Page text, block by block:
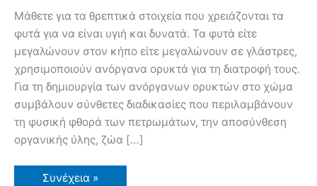
Μάθετε για τα θρεπτικά στοιχεία που χρειάζονται τα
φυτά για να είναι υγιή και δυνατά. Τα φυτά είτε
μεγαλώνουν στον κήπο είτε μεγαλώνουν σε γλάστρες,
χρησιμοποιούν ανόργανα ορυκτά για τη διατροφή τους.
Για τη δημιουργία των ανόργανων ορυκτών στο χώμα
συμβάλουν σύνθετες διαδικασίες που περιλαμβάνουν
τη φυσική φθορά των πετρωμάτων, την αποσύνθεση
οργανικής ύλης, ζώα […]
Θρεπτικά
Συνέχεια »